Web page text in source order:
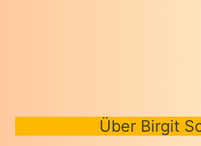
Über Birgit